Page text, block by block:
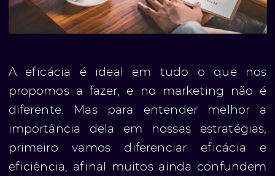
A eficácia é ideal em tudo o que nos
propomos a fazer, e no marketing não é
diferente. Mas para entender melhor a
importância dela em nossas estratégias,
primeiro vamos diferenciar eficácia e
eficiência, afinal muitos ainda confundem